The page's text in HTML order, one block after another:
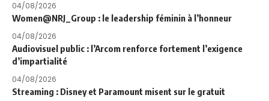
04/08/2026
Women@NRJ_Group : le leadership féminin à l’honneur
04/08/2026
Audiovisuel public : l’Arcom renforce fortement l’exigence
d’impartialité
04/08/2026
Streaming : Disney et Paramount misent sur le gratuit